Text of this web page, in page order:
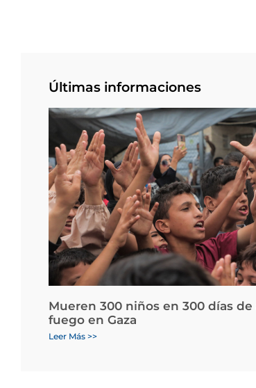
Últimas informaciones
Mueren 300 niños en 300 días de
fuego en Gaza
Leer Más >>